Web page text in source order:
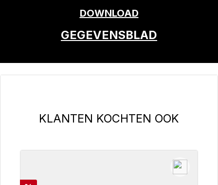
DOWNLOAD
GEGEVENSBLAD
Productgalerij overslaan
KLANTEN KOCHTEN OOK